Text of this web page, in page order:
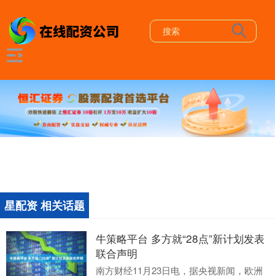
星配资 相关话题
牛策略平台 多方就“28点”新计划发表
联合声明
南方财经11月23日电，据央视新闻，欧洲